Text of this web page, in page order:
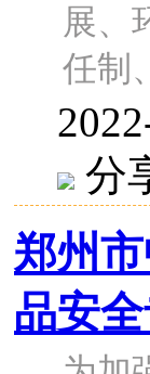
展、
任制
分
郑州
品安